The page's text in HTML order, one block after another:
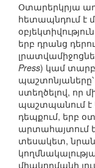
Օտարերկրյա
հետապնդում է
երբ դրանց
Press) կամ
ստեղծելով, որ
պաշտպանում է
դեպքում, երբ
արտահայտում
տեսակետ,
միակողմանի